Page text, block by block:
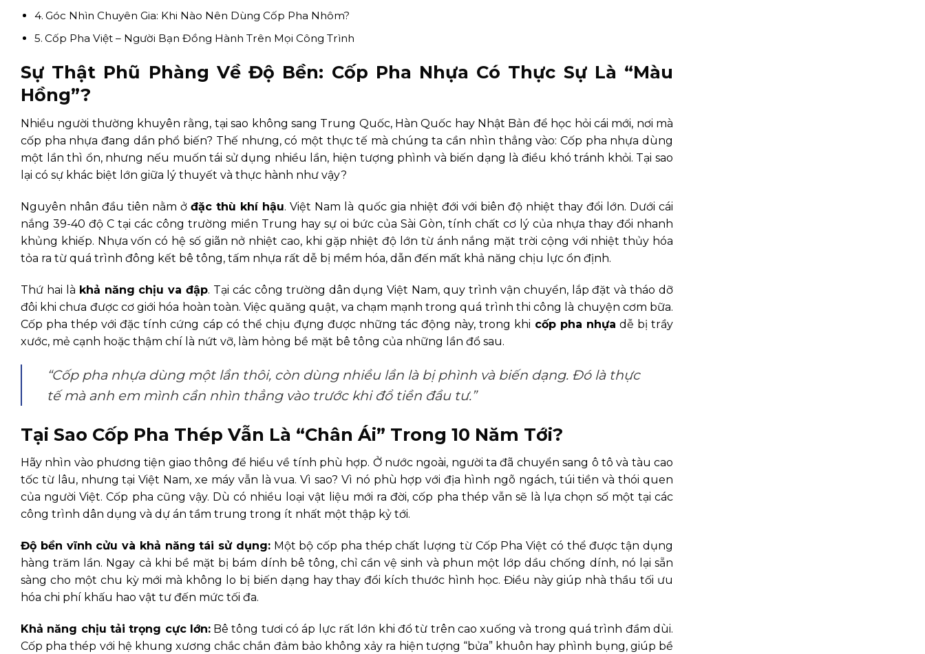
Góc Nhìn Chuyên Gia: Khi Nào Nên Dùng Cốp Pha Nhôm?
Cốp Pha Việt – Người Bạn Đồng Hành Trên Mọi Công Trình
Sự Thật Phũ Phàng Về Độ Bền: Cốp Pha Nhựa Có Thực Sự Là “Màu
Hồng”?
Nhiều người thường khuyên rằng, tại sao không sang Trung Quốc, Hàn Quốc hay Nhật Bản để học hỏi cái mới, nơi mà
cốp pha nhựa đang dần phổ biến? Thế nhưng, có một thực tế mà chúng ta cần nhìn thẳng vào: Cốp pha nhựa dùng
một lần thì ổn, nhưng nếu muốn tái sử dụng nhiều lần, hiện tượng phình và biến dạng là điều khó tránh khỏi. Tại sao
lại có sự khác biệt lớn giữa lý thuyết và thực hành như vậy?
Nguyên nhân đầu tiên nằm ởđặc thù khí hậu. Việt Nam là quốc gia nhiệt đới với biên độ nhiệt thay đổi lớn. Dưới cái
nắng 39-40 độ C tại các công trường miền Trung hay sự oi bức của Sài Gòn, tính chất cơ lý của nhựa thay đổi nhanh
khủng khiếp. Nhựa vốn có hệ số giãn nở nhiệt cao, khi gặp nhiệt độ lớn từ ánh nắng mặt trời cộng với nhiệt thủy hóa
tỏa ra từ quá trình đông kết bê tông, tấm nhựa rất dễ bị mềm hóa, dẫn đến mất khả năng chịu lực ổn định.
Thứ hai là khả năng chịu va đập. Tại các công trường dân dụng Việt Nam, quy trình vận chuyển, lắp đặt và tháo dỡ
đôi khi chưa được cơ giới hóa hoàn toàn. Việc quăng quật, va chạm mạnh trong quá trình thi công là chuyện cơm bữa.
Cốp pha thép với đặc tính cứng cáp có thể chịu đựng được những tác động này, trong khi cốp pha nhựa dễ bị trầy
xước, mẻ cạnh hoặc thậm chí là nứt vỡ, làm hỏng bề mặt bê tông của những lần đổ sau.
“Cốp pha nhựa dùng một lần thôi, còn dùng nhiều lần là bị phình và biến dạng. Đó là thực
tế mà anh em mình cần nhìn thẳng vào trước khi đổ tiền đầu tư.”
Tại Sao Cốp Pha Thép Vẫn Là “Chân Ái” Trong 10 Năm Tới?
Hãy nhìn vào phương tiện giao thông để hiểu về tính phù hợp. Ở nước ngoài, người ta đã chuyển sang ô tô và tàu cao
tốc từ lâu, nhưng tại Việt Nam, xe máy vẫn là vua. Vì sao? Vì nó phù hợp với địa hình ngõ ngách, túi tiền và thói quen
của người Việt. Cốp pha cũng vậy. Dù có nhiều loại vật liệu mới ra đời, cốp pha thép vẫn sẽ là lựa chọn số một tại các
công trình dân dụng và dự án tầm trung trong ít nhất một thập kỷ tới.
Độ bền vĩnh cửu và khả năng tái sử dụng:Một bộ cốp pha thép chất lượng từ Cốp Pha Việt có thể được tận dụng
hàng trăm lần. Ngay cả khi bề mặt bị bám dính bê tông, chỉ cần vệ sinh và phun một lớp dầu chống dính, nó lại sẵn
sàng cho một chu kỳ mới mà không lo bị biến dạng hay thay đổi kích thước hình học. Điều này giúp nhà thầu tối ưu
hóa chi phí khấu hao vật tư đến mức tối đa.
Khả năng chịu tải trọng cực lớn:Bê tông tươi có áp lực rất lớn khi đổ từ trên cao xuống và trong quá trình đầm dùi.
Cốp pha thép với hệ khung xương chắc chắn đảm bảo không xảy ra hiện tượng “bửa” khuôn hay phình bụng, giúp bề